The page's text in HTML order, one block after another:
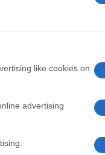
like cookies on
advertising